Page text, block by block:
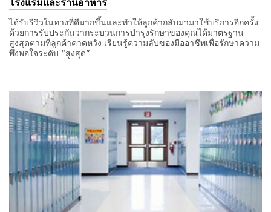
ได้รับรีวิวในทางที่ดีมากขึ้นและทำให้ลูกค้ากลับมามาใช้บริการอีกครั้ง
ด้วยการรับประกันว่ากระบวนการบำรุงรักษาของคุณได้มาตรฐาน
สูงสุดตามที่ลูกค้าคาดหวัง เรียนรู้ความลับของมืออาชีพเพื่อรักษาความ
พึงพอใจระดับ “สูงสุด”